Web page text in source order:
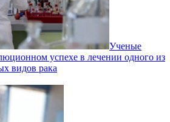
Ученые
успехе в лечении одного из
видов рака